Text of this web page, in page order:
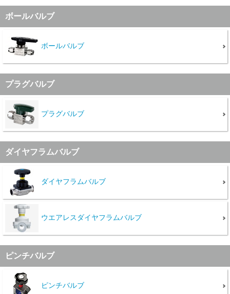
採用情報
languageLanguage： 日本語
mailお問い合わせ
ボールバルブ
ボールバルブ
プラグバルブ
プラグバルブ
ダイヤフラムバルブ
ダイヤフラムバルブ
ウエアレスダイヤフラムバルブ
ピンチバルブ
ピンチバルブ